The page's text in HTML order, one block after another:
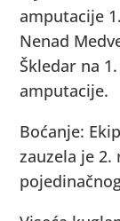
amputacije
Nenad
Škledar na
amputacije.
Boćanje:
zauzela je